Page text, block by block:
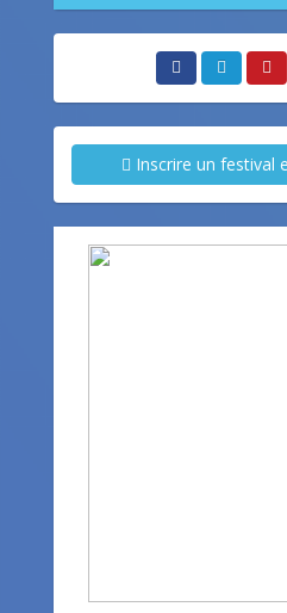
Inscrire un festival